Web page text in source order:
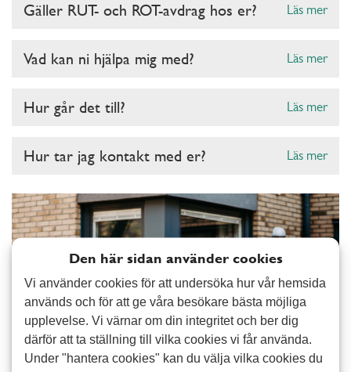
Gäller RUT- och ROT-avdrag hos er? Läs mer
Vad kan ni hjälpa mig med? Läs mer
Hur går det till? Läs mer
Hur tar jag kontakt med er? Läs mer
Den här sidan använder cookies
Vi använder cookies för att undersöka hur vår hemsida
används och för att ge våra besökare bästa möjliga
upplevelse. Vi värnar om din integritet och ber dig
därför att ta ställning till vilka cookies vi får använda.
Under "hantera cookies" kan du välja vilka cookies du